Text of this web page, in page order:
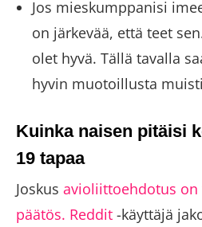
Jos mieskumppanisi
on järkevää, että teet
olet hyvä. Tällä tavalla
hyvin muotoillusta
Kuinka naisen pitäisi
19 tapaa
Joskus avioliittoehdotus
päätös. Reddit -käyttäjä